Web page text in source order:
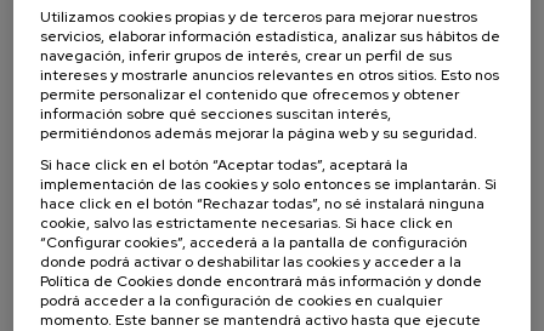
COMUNICACIÓN SOCIEDAD HISTORIA CURSO DE VERANO
07. SEP-07. SEP, 2026
Contar la guerra: jóvenes contra la
desinformación
10 h. Español Inglés .
...
DESDE 25 €
Últimas
plazas
Gratuito
Fecha
pasada
Lista
de
espera
Plazo
de
matrícula
Utilizamos cookies propias y de terceros para mejorar nuestros
servicios, elaborar información estadística, analizar sus hábitos de
navegación, inferir grupos de interés, crear un perfil de sus
intereses y mostrarle anuncios relevantes en otros sitios. Esto nos
permite personalizar el contenido que ofrecemos y obtener
información sobre qué secciones suscitan interés,
permitiéndonos además mejorar la página web y su seguridad.
Si hace click en el botón “Aceptar todas”, aceptará la
implementación de las cookies y solo entonces se implantarán. Si
hace click en el botón “Rechazar todas”, no sé instalará ninguna
cookie, salvo las estrictamente necesarias. Si hace click en
“Configurar cookies”, accederá a la pantalla de configuración
donde podrá activar o deshabilitar las cookies y acceder a la
Política de Cookies donde encontrará más información y donde
podrá acceder a la configuración de cookies en cualquier
momento. Este banner se mantendrá activo hasta que ejecute